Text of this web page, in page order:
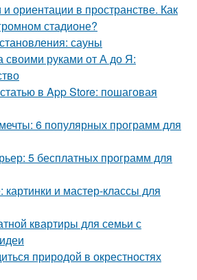
ориентации в пространстве. Как
стадионе?
сауны
своими руками от А до Я:
в App Store: пошаговая
6 популярных программ для
5 бесплатных программ для
картинки и мастер-классы для
квартиры для семьи с
природой в окрестностях